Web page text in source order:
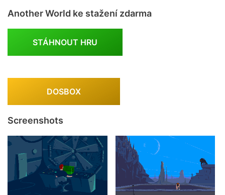
Another World ke stažení zdarma
STÁHNOUT HRU
DOSBOX
Screenshots